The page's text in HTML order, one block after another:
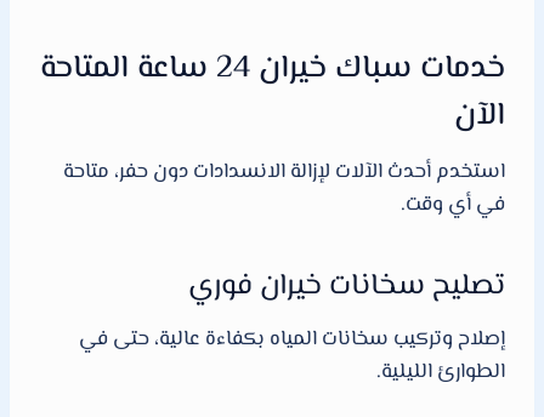
خدمات سباك خيران 24 ساعة المتاحة
الآن
استخدم أحدث الآلات لإزالة الانسدادات دون حفر، متاحة
في أي وقت.
تصليح سخانات خيران فوري
إصلاح وتركيب سخانات المياه بكفاءة عالية، حتى في
الطوارئ الليلية.